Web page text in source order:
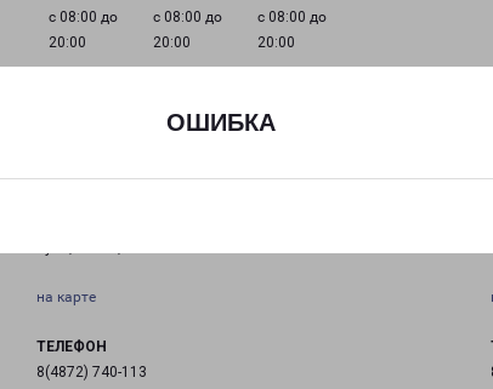
ОШИБКА
с 08:00 до
20:00
с 08:00 до
20:00
с 08:00 до
20:00
на карте
ТЕЛЕФОН
8(4872) 740-113